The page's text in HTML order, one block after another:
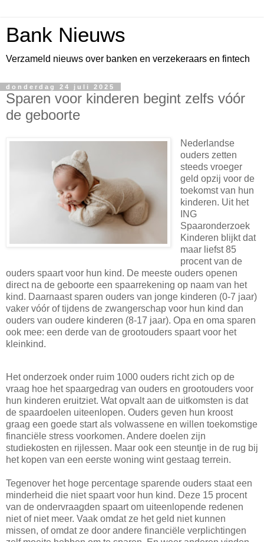
Bank Nieuws
Verzameld nieuws over banken en verzekeraars en fintech
donderdag 24 juli 2025
Sparen voor kinderen begint zelfs vóór
de geboorte
Nederlandse
ouders zetten
steeds vroeger
geld opzij voor de
toekomst van hun
kinderen. Uit het
ING
Spaaronderzoek
Kinderen blijkt dat
maar liefst 85
procent van de
ouders spaart voor hun kind. De meeste ouders openen
direct na de geboorte een spaarrekening op naam van het
kind. Daarnaast sparen ouders van jonge kinderen (0-7 jaar)
vaker vóór of tijdens de zwangerschap voor hun kind dan
ouders van oudere kinderen (8-17 jaar). Opa en oma sparen
ook mee: een derde van de grootouders spaart voor het
kleinkind.
Het onderzoek onder ruim 1000 ouders richt zich op de
vraag hoe het spaargedrag van ouders en grootouders voor
hun kinderen eruitziet. Wat opvalt aan de uitkomsten is dat
de spaardoelen uiteenlopen. Ouders geven hun kroost
graag een goede start als volwassene en willen toekomstige
financiële stress voorkomen. Andere doelen zijn
studiekosten en rijlessen. Maar ook een steuntje in de rug bij
het kopen van een eerste woning wint gestaag terrein.
Tegenover het hoge percentage sparende ouders staat een
minderheid die niet spaart voor hun kind. Deze 15 procent
van de ondervraagden spaart om uiteenlopende redenen
niet of niet meer. Vaak omdat ze het geld niet kunnen
missen, of omdat ze door andere financiële verplichtingen